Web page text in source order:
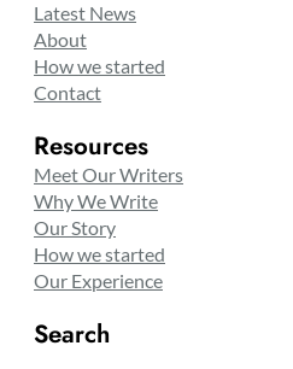
Latest News
About
How we started
Contact
Resources
Meet Our Writers
Why We Write
Our Story
How we started
Our Experience
Search